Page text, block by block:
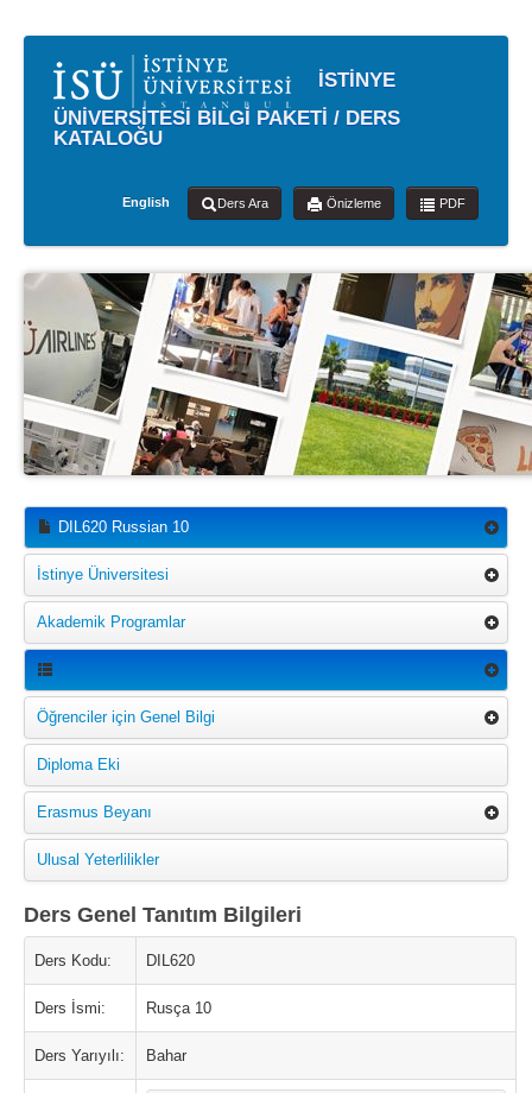
İSTİNYE
ÜNİVERSİTESİ BİLGİ PAKETİ / DERS
KATALOĞU
English Ders Ara Önizleme PDF
DIL620 Russian 10
İstinye Üniversitesi
Akademik Programlar
Öğrenciler için Genel Bilgi
Diploma Eki
Erasmus Beyanı
Ulusal Yeterlilikler
Ders Genel Tanıtım Bilgileri
Ders Kodu: DIL620
Ders İsmi: Rusça 10
Ders Yarıyılı: Bahar